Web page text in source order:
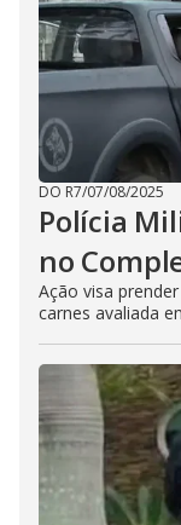
DO R7/07/08/2025
Polícia
no
Ação visa
carnes avaliada